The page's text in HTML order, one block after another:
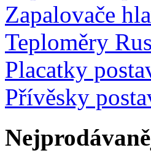
Zapalovače
Teploměry
Placatky
Přívěsky